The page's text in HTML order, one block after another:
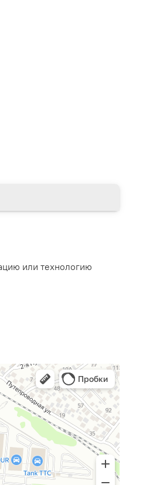
или технологию